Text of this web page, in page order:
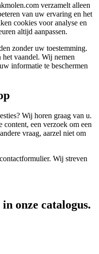
verzamelt alleen
van uw ervaring en het
cookies voor analyse en
altijd aanpassen.
zonder uw toestemming.
vaandel. Wij nemen
informatie te beschermen
Wij horen graag van u.
content, een verzoek om een
vraag, aarzel niet om
Wij streven
in onze catalogus.